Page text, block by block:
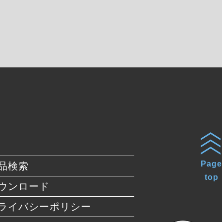
検索
ンロード
イバシーポリシー
Page
top